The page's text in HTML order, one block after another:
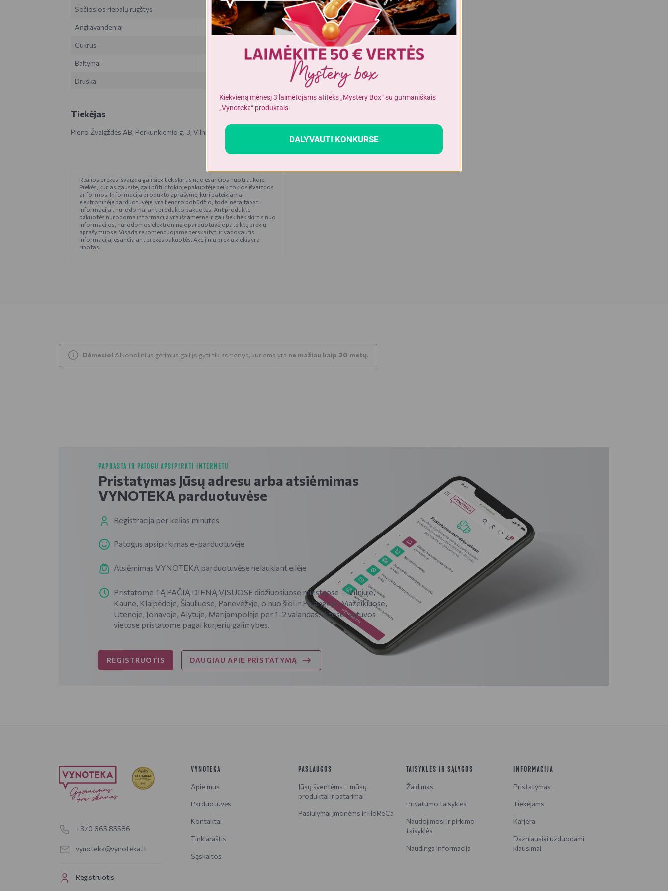
Sočiosios riebalų rūgštys 17 gr
Angliavandeniai 4,2 gr
Cukrus
Baltymai
Druska
Tiekėjas
Pieno Žvaigždės AB, Perkūnkiemio g. 3, Vilnius, Lietuva
Realios prekės išvaizda gali šiek tiek skirtis nuo esančios nuotraukoje.
Prekės, kurias gausite, gali būti kitokioje pakuotėje bei kitokios išvaizdos
ar formos. Informacija produkto aprašyme, kuri pateikiama
elektroninėje parduotuvėje, yra bendro pobūdžio, todėl nėra tapati
informacijai, nurodomai ant produkto pakuotės. Ant produkto
pakuotės nurodoma informacija yra išsamesnė ir gali šiek tiek skirtis nuo
informacijos, nurodomos elektroninėje parduotuvėje pateiktų prekių
aprašymuose. Visada rekomenduojame perskaityti ir vadovautis
informacija, esančia ant prekės pakuotės. Akcijinių prekių kiekis yra
ribotas.
Dėmesio! Alkoholinius gėrimus gali įsigyti tik asmenys, kuriems yra ne mažiau kaip 20 metų.
PAPRASTA IR PATOGU APSIPIRKTI INTERNETU
Pristatymas Jūsų adresu arba atsiėmimas
VYNOTEKA parduotuvėse
Registracija per kelias minutes
Patogus apsipirkimas e-parduotuvėje
Atsiėmimas VYNOTEKA parduotuvėse nelaukiant eilėje
Pristatome TĄ PAČIĄ DIENĄ VISUOSE didžiuosiuose miestuose — Vilniuje,
Kaune, Klaipėdoje, Šiauliuose, Panevėžyje, o nuo šiol ir Palangoje, Mažeikiuose,
Utenoje, Jonavoje, Alytuje, Marijampolėje per 1-2 valandas. Kitose Lietuvos
vietose pristatome pagal kurjerių galimybes.
REGISTRUOTIS DAUGIAU APIE PRISTATYMĄ
+370 665 85586
vynoteka@vynoteka.lt
Registruotis
VYNOTEKA
Apie mus
Parduotuvės
Kontaktai
Tinklaraštis
Sąskaitos
PASLAUGOS
Jūsų šventėms – mūsų
produktai ir patarimai
Pasiūlymai įmonėms ir HoReCa
TAISYKLĖS IR SĄLYGOS
Žaidimas
Privatumo taisyklės
Naudojimosi ir pirkimo
taisyklės
Naudinga informacija
INFORMACIJA
Pristatymas
Tiekėjams
Karjera
Dažniausiai užduodami
klausimai
Kiekvieną mėnesį 3 laimėtojams atiteks „Mystery Box“ su gurmaniškais
„Vynoteka“ produktais.
DALYVAUTI KONKURSE